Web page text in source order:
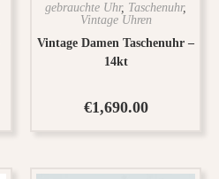
gebrauchte Uhr, Taschenuhr,
Vintage Uhren
Vintage Damen Taschenuhr –
14kt
€1,690.00